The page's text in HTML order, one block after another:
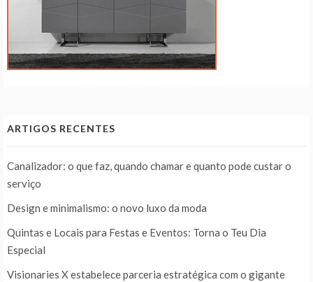
ARTIGOS RECENTES
Canalizador: o que faz, quando chamar e quanto pode custar o
serviço
Design e minimalismo: o novo luxo da moda
Quintas e Locais para Festas e Eventos: Torna o Teu Dia
Especial
Visionaries X estabelece parceria estratégica com o gigante